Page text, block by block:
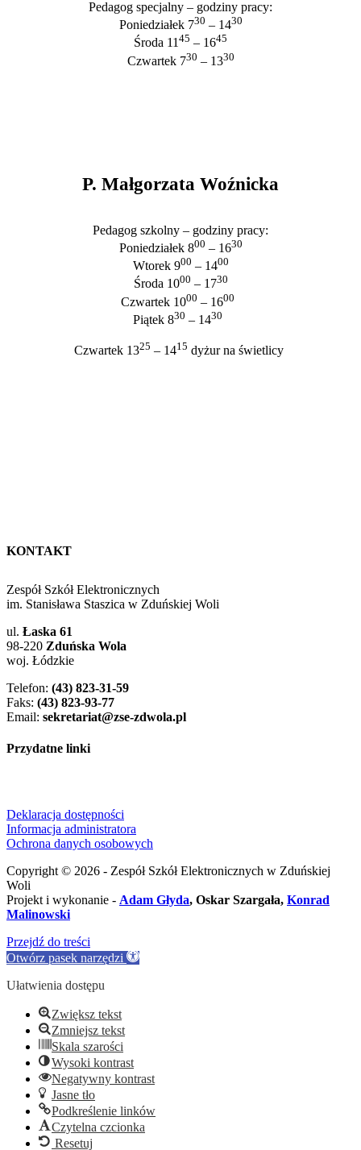
Pedagog specjalny – godziny pracy:
Poniedziałek 730 – 1430
Środa 1145 – 1645
Czwartek 730 – 1330
P. Małgorzata Woźnicka
Pedagog szkolny – godziny pracy:
Poniedziałek 800 – 1630
Wtorek 900 – 1400
Środa 1000 – 1730
Czwartek 1000 – 1600
Piątek 830 – 1430
Czwartek 1325 – 1415 dyżur na świetlicy
KONTAKT
Zespół Szkół Elektronicznych
im. Stanisława Staszica w Zduńskiej Woli
ul. Łaska 61
98-220 Zduńska Wola
woj. Łódzkie
Telefon: (43) 823-31-59
Faks: (43) 823-93-77
Email: sekretariat@zse-zdwola.pl
Przydatne linki
Deklaracja dostępności
Informacja administratora
Ochrona danych osobowych
Copyright © 2026 - Zespół Szkół Elektronicznych w Zduńskiej
Woli
Projekt i wykonanie - Adam Głyda, Oskar Szargała, Konrad
Malinowski
Przejdź do treści
Otwórz pasek narzędzi
Ułatwienia dostępu
Zwiększ tekst
Zmniejsz tekst
Skala szarości
Wysoki kontrast
Negatywny kontrast
Jasne tło
Podkreślenie linków
Czytelna czcionka
Resetuj